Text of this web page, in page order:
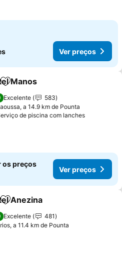
Ver preços
Adicionar aos favoritos
Manos
Excelente
583
a 14.9 km de Pounta
de piscina com lanchesVer
os preços
Ver preços
Adicionar aos favoritos
Anezina
Excelente
481
a 11.4 km de Pounta